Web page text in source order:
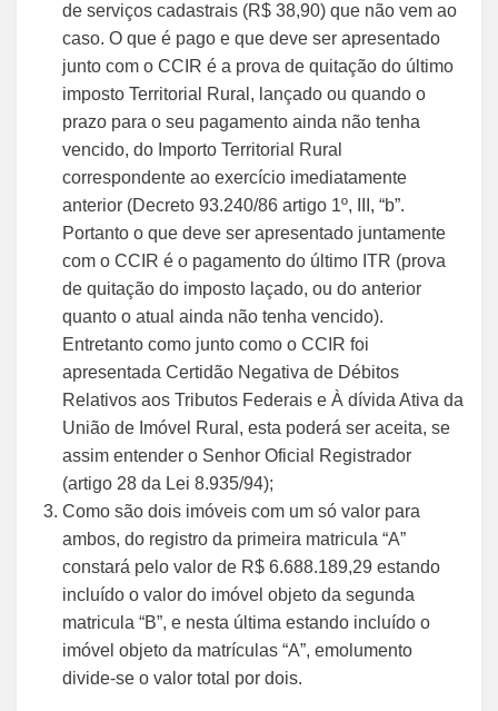
de serviços cadastrais (R$ 38,90) que não vem ao
caso. O que é pago e que deve ser apresentado
junto com o CCIR é a prova de quitação do último
imposto Territorial Rural, lançado ou quando o
prazo para o seu pagamento ainda não tenha
vencido, do Importo Territorial Rural
correspondente ao exercício imediatamente
anterior (Decreto 93.240/86 artigo 1º, III, “b”.
Portanto o que deve ser apresentado juntamente
com o CCIR é o pagamento do último ITR (prova
de quitação do imposto laçado, ou do anterior
quanto o atual ainda não tenha vencido).
Entretanto como junto como o CCIR foi
apresentada Certidão Negativa de Débitos
Relativos aos Tributos Federais e À dívida Ativa da
União de Imóvel Rural, esta poderá ser aceita, se
assim entender o Senhor Oficial Registrador
(artigo 28 da Lei 8.935/94);
Como são dois imóveis com um só valor para
ambos, do registro da primeira matricula “A”
constará pelo valor de R$ 6.688.189,29 estando
incluído o valor do imóvel objeto da segunda
matricula “B”, e nesta última estando incluído o
imóvel objeto da matrículas “A”, emolumento
divide-se o valor total por dois.